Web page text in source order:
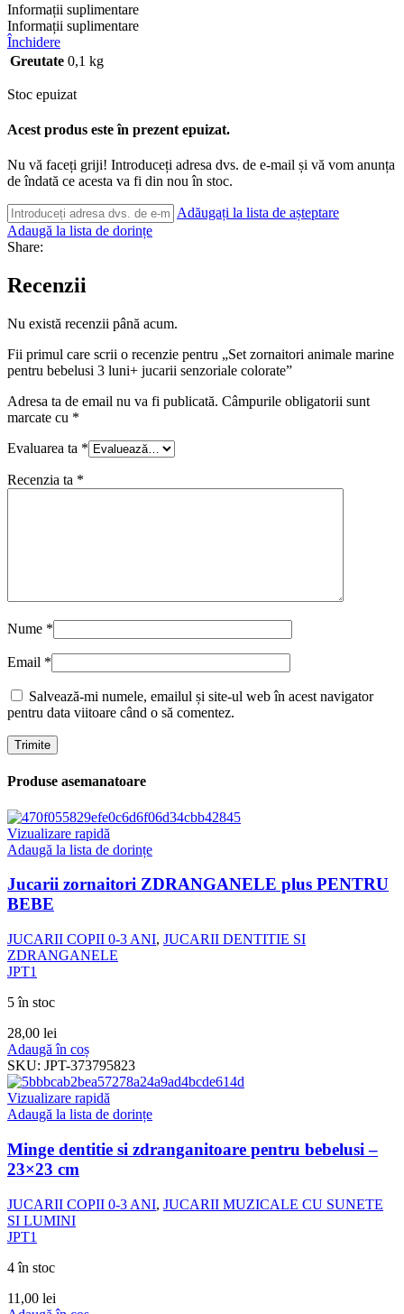
Informații suplimentare
Informații suplimentare
Închidere
Greutate 0,1 kg
Stoc epuizat
Acest produs este în prezent epuizat.
Nu vă faceți griji! Introduceți adresa dvs. de e-mail și vă vom anunța
de îndată ce acesta va fi din nou în stoc.
Adăugați la lista de așteptare
Adaugă la lista de dorințe
Share:
Recenzii
Nu există recenzii până acum.
Fii primul care scrii o recenzie pentru „Set zornaitori animale marine
pentru bebelusi 3 luni+ jucarii senzoriale colorate”
Adresa ta de email nu va fi publicată. Câmpurile obligatorii sunt
marcate cu *
Evaluarea ta *
Recenzia ta *
Nume *
Email *
Salvează-mi numele, emailul și site-ul web în acest navigator
pentru data viitoare când o să comentez.
Produse asemanatoare
Vizualizare rapidă
Adaugă la lista de dorințe
Jucarii zornaitori ZDRANGANELE plus PENTRU
BEBE
JUCARII COPII 0-3 ANI, JUCARII DENTITIE SI
ZDRANGANELE
JPT1
5 în stoc
28,00 lei
Adaugă în coș
SKU: JPT-373795823
Vizualizare rapidă
Adaugă la lista de dorințe
Minge dentitie si zdranganitoare pentru bebelusi –
23×23 cm
JUCARII COPII 0-3 ANI, JUCARII MUZICALE CU SUNETE
SI LUMINI
JPT1
4 în stoc
11,00 lei